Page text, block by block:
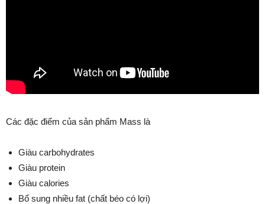
Các đặc điểm của sản phẩm Mass là
Giàu carbohydrates
Giàu protein
Giàu calories
Bổ sung nhiều fat (chất béo có lợi)